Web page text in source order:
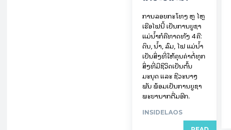
ການລອຍ​ກະ​ໂທງ ຫຼື ໄຫຼ
ເຮືອໄຟນີ້ ເປັນການບູຊາ
ແມ່ນໍ້າກໍຄືທາດທັງ 4 ຄື:
ດິນ, ນໍ້າ, ລົມ, ໄຟ ແມ່ນໍ້າ
ເປັນສິ່ງທີ່ໃຫ້ຄຸນຄ່າຕໍ່ທຸກ
ສິ່ງທີ່ມີຊີວິດເປັນຕົ້ນ
ມະນຸດ ແລະ ຊີວະນາໆ
ພັນ ພ້ອມເປັນການບູຊາ
ພະຍານາກຕື່ມອີກ.
INSIDELAOS